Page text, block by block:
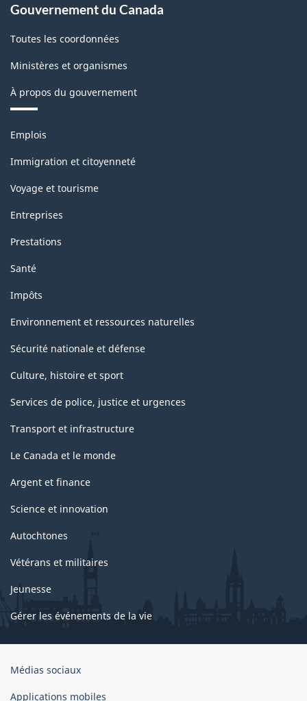
de
la
classification
Gouvernement du Canada
Toutes les coordonnées
Ministères et organismes
À propos du gouvernement
Thèmes
sujets
Emplois
Immigration et citoyenneté
Voyage et tourisme
Entreprises
Prestations
Santé
Impôts
Environnement et ressources naturelles
Sécurité nationale et défense
Culture, histoire et sport
Services de police, justice et urgences
Transport et infrastructure
Le Canada et le monde
Argent et finance
Science et innovation
Autochtones
Vétérans et militaires
Jeunesse
Gérer les événements de la vie
Organisation
gouvernement
Médias sociaux
Applications mobiles